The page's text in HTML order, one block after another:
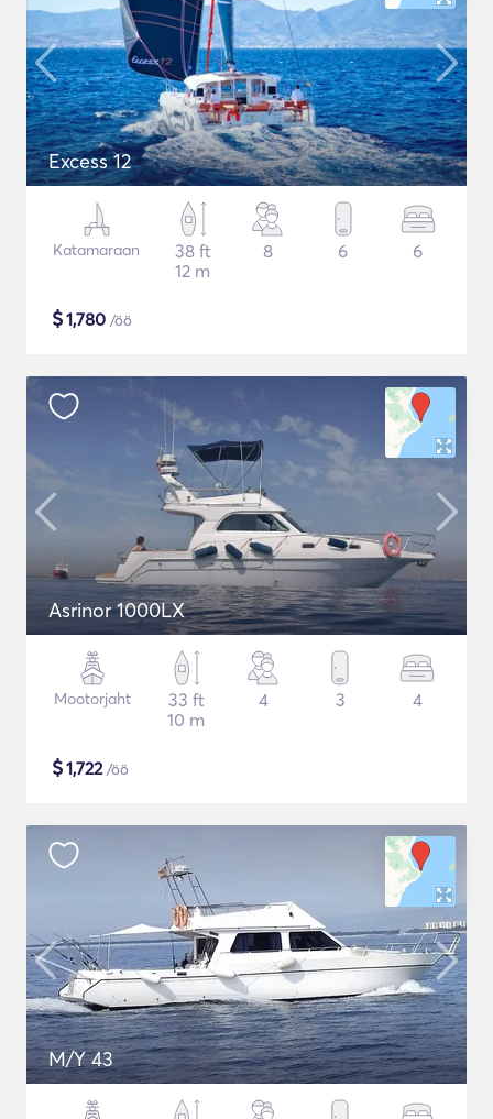
Excess 12
Katamaraan
38 ft
12 m
8 6 6
$1,780 /öö
Asrinor 1000LX
Mootorjaht
33 ft
10 m
4 3 4
$1,722/öö
M/Y 43